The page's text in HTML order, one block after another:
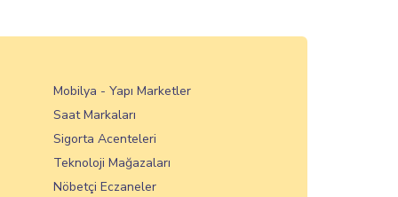
Mobilya - Yapı Marketler
Saat Markaları
Sigorta Acenteleri
Teknoloji Mağazaları
Nöbetçi Eczaneler